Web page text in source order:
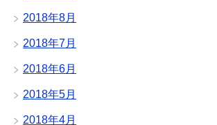
2018年8月
2018年7月
2018年6月
2018年5月
2018年4月